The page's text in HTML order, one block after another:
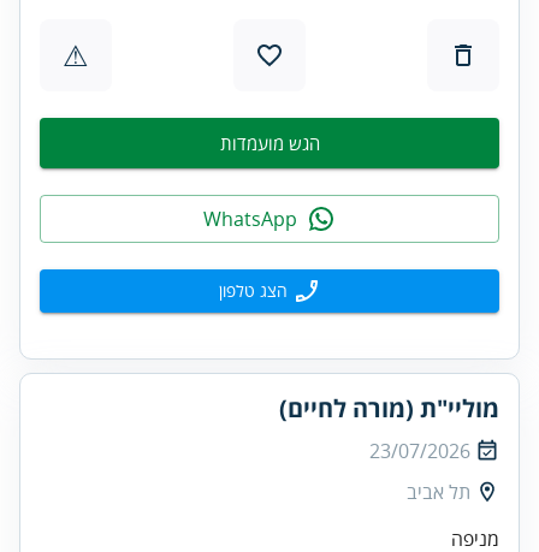
⚠
הגש מועמדות
הצג טלפון
מוליי"ת (מורה לחיים)
23/07/2026
תל אביב